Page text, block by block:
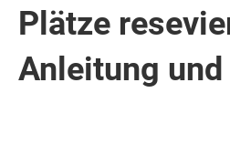
Plätze
Anleitung